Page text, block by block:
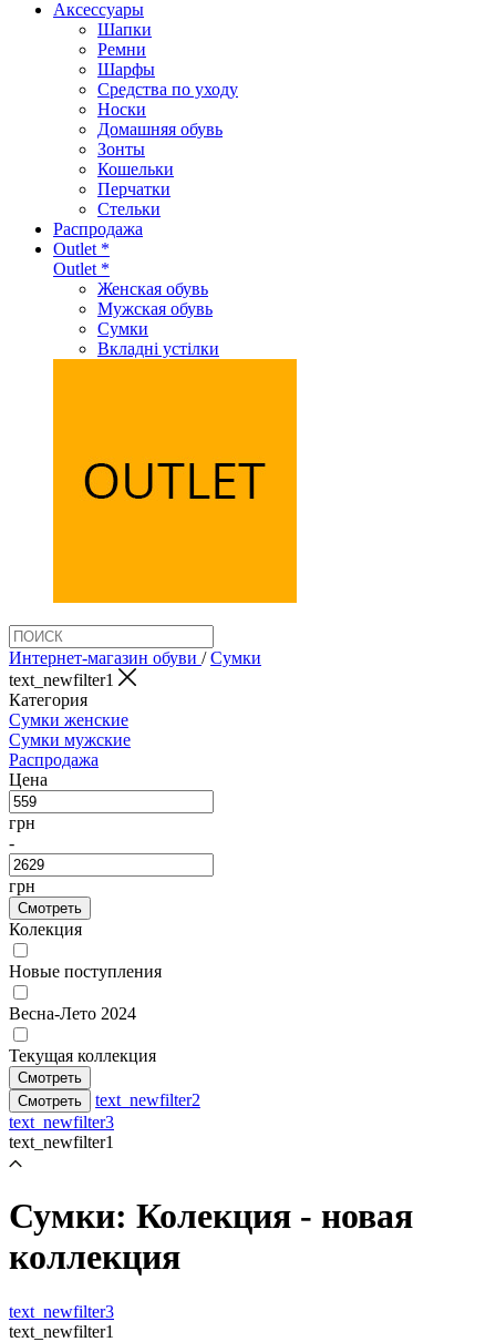
Аксеcсуары
Шапки
Ремни
Шарфы
Средства по уходу
Носки
Домашняя обувь
Зонты
Кошельки
Перчатки
Стельки
Распродажа
Outlet *
Outlet *
Женская обувь
Мужская обувь
Сумки
Вкладні устілки
Интернет-магазин обуви /Сумки
text_newfilter1
Категория
Сумки женские
Сумки мужские
Распродажа
Цена
грн
-
грн
Смотреть
Колекция
Новые поступления
Весна-Лето 2024
Текущая коллекция
Смотреть
Смотреть
text_newfilter2
text_newfilter3
text_newfilter1
Сумки: Колекция - новая
коллекция
text_newfilter3
text_newfilter1